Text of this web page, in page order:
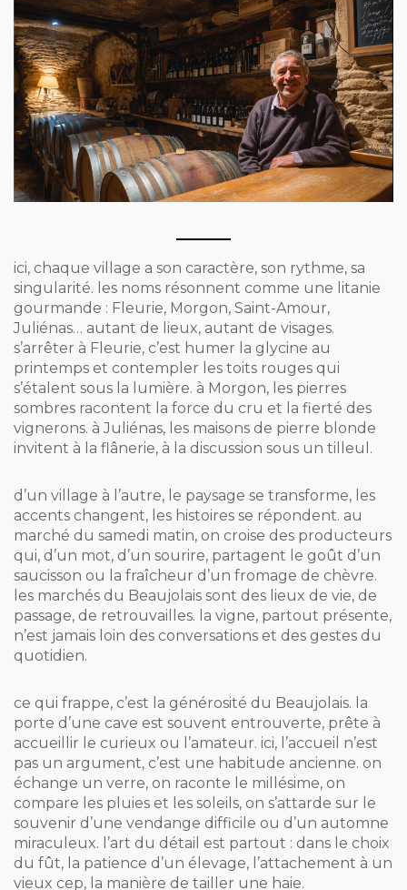
ici, chaque village a son caractère, son rythme, sa
singularité. les noms résonnent comme une litanie
gourmande : Fleurie, Morgon, Saint-Amour,
Juliénas… autant de lieux, autant de visages.
s’arrêter à Fleurie, c’est humer la glycine au
printemps et contempler les toits rouges qui
s’étalent sous la lumière. à Morgon, les pierres
sombres racontent la force du cru et la fierté des
vignerons. à Juliénas, les maisons de pierre blonde
invitent à la flânerie, à la discussion sous un tilleul.
d’un village à l’autre, le paysage se transforme, les
accents changent, les histoires se répondent. au
marché du samedi matin, on croise des producteurs
qui, d’un mot, d’un sourire, partagent le goût d’un
saucisson ou la fraîcheur d’un fromage de chèvre.
les marchés du Beaujolais sont des lieux de vie, de
passage, de retrouvailles. la vigne, partout présente,
n’est jamais loin des conversations et des gestes du
quotidien.
ce qui frappe, c’est la générosité du Beaujolais. la
porte d’une cave est souvent entrouverte, prête à
accueillir le curieux ou l’amateur. ici, l’accueil n’est
pas un argument, c’est une habitude ancienne. on
échange un verre, on raconte le millésime, on
compare les pluies et les soleils, on s’attarde sur le
souvenir d’une vendange difficile ou d’un automne
miraculeux. l’art du détail est partout : dans le choix
du fût, la patience d’un élevage, l’attachement à un
vieux cep, la manière de tailler une haie.